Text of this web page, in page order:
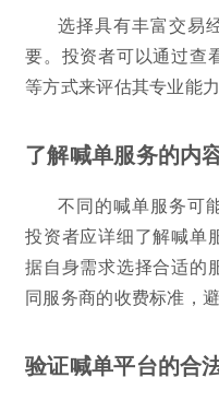
选择具有丰富交易
要。投资者可以通过查
等方式来评估其专业能力
了解喊单服务的内
不同的喊单服务可
投资者应详细了解喊单
据自身需求选择合适的
同服务商的收费标准，
验证喊单平台的合